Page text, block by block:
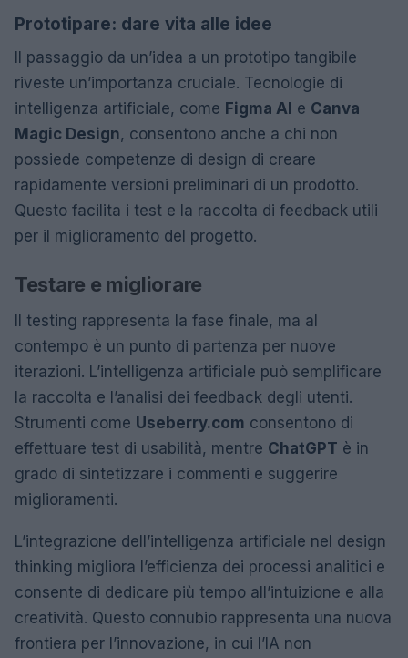
Prototipare: dare vita alle idee
Il passaggio da un’idea a un prototipo tangibile
riveste un’importanza cruciale. Tecnologie di
intelligenza artificiale, come Figma AI e Canva
Magic Design, consentono anche a chi non
possiede competenze di design di creare
rapidamente versioni preliminari di un prodotto.
Questo facilita i test e la raccolta di feedback utili
per il miglioramento del progetto.
Testare e migliorare
Il testing rappresenta la fase finale, ma al
contempo è un punto di partenza per nuove
iterazioni. L’intelligenza artificiale può semplificare
la raccolta e l’analisi dei feedback degli utenti.
Strumenti come Useberry.com consentono di
effettuare test di usabilità, mentre ChatGPT è in
grado di sintetizzare i commenti e suggerire
miglioramenti.
L’integrazione dell’intelligenza artificiale nel design
thinking migliora l’efficienza dei processi analitici e
consente di dedicare più tempo all’intuizione e alla
creatività. Questo connubio rappresenta una nuova
frontiera per l’innovazione, in cui l’IA non